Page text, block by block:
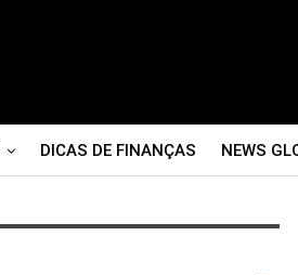
DICAS DE FINANÇAS NEWS